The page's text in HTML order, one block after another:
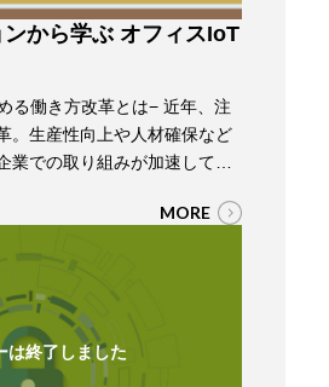
から学ぶ オフィスIoT
る働き方改革とは− 近年、注
。生産性向上や人材確保など
での取り組みが加速してい
の生産性や満足度の向上、改革
が注目されています。 本セ
コミュニティのオフィスIoT
組んだ…
MORE
は終了しました